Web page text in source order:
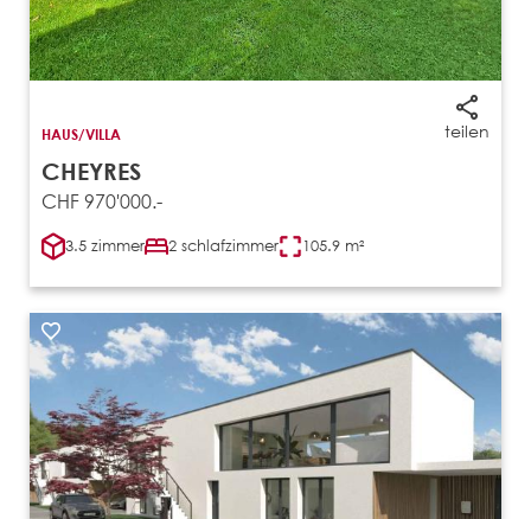
teilen
HAUS/VILLA
CHEYRES
CHF 970'000.-
3.5 zimmer 2 schlafzimmer 105.9 m²